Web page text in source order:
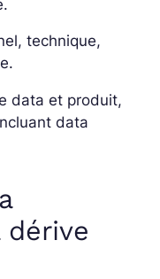
technique,
data et produit,
data